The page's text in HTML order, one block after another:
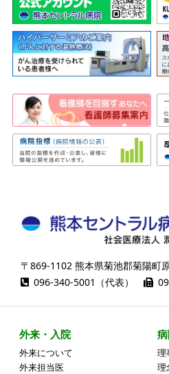
〒869-1102 熊本県菊池郡菊陽町
096-340-5001（代表）
外来・入院
外来について
外来担当医
理
理